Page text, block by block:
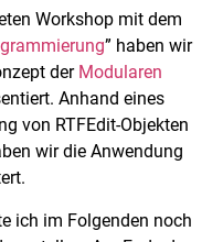
Workshop mit dem
” haben wir
der Modularen
Anhand eines
von RTFEdit-Objekten
wir die Anwendung
ich im Folgenden noch